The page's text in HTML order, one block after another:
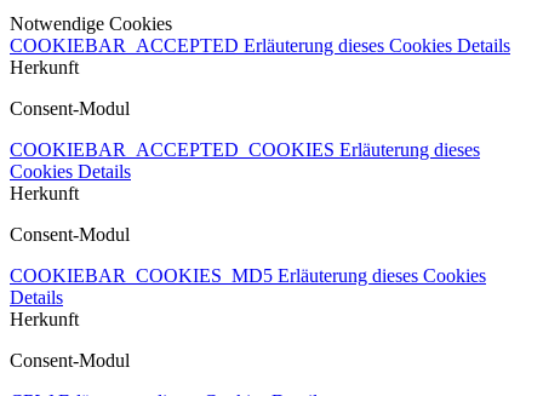
Notwendige Cookies
COOKIEBAR_ACCEPTED Erläuterung dieses Cookies Details
Herkunft
Consent-Modul
COOKIEBAR_ACCEPTED_COOKIES Erläuterung dieses
Cookies Details
Herkunft
Consent-Modul
COOKIEBAR_COOKIES_MD5 Erläuterung dieses Cookies
Details
Herkunft
Consent-Modul